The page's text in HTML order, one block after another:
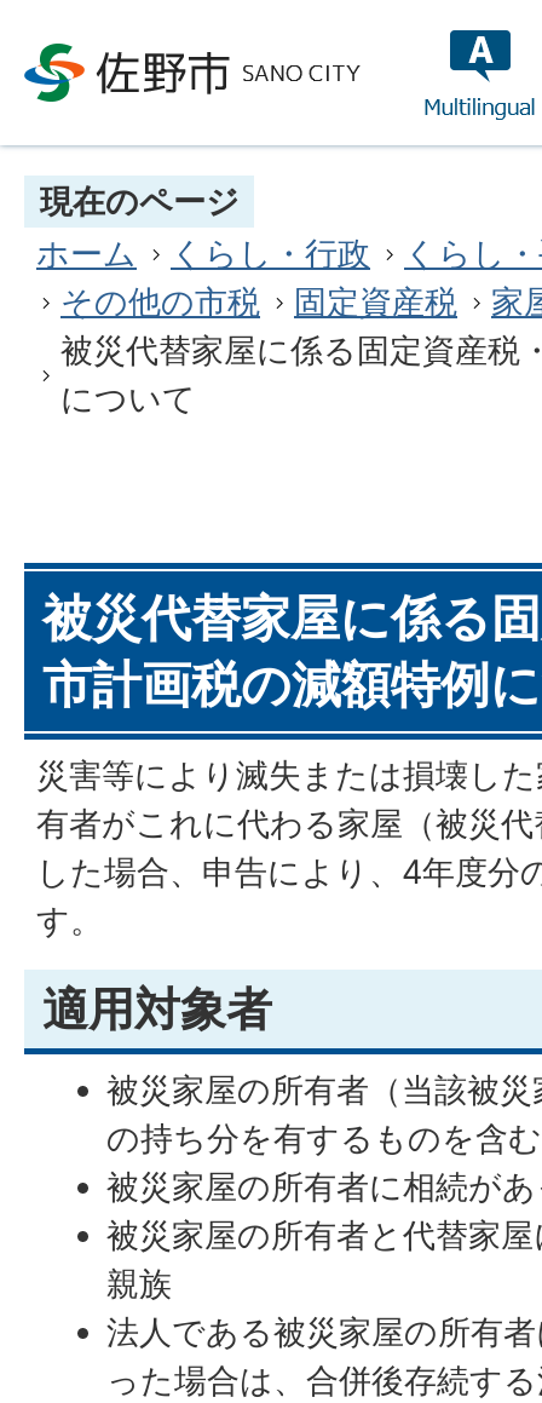
現在のページ
ホーム
くらし・行政
くらし
その他の市税
固定資産税
家
被災代替家屋に係る固定資産税
について
被災代替家屋に係る
市計画税の減額特例
災害等により滅失または損壊し
有者がこれに代わる家屋（被災
した場合、申告により、4年度分
す。
適用対象者
被災家屋の所有者（当該被
の持ち分を有するものを含
被災家屋の所有者に相続が
被災家屋の所有者と代替家
親族
法人である被災家屋の所有
った場合は、合併後存続す